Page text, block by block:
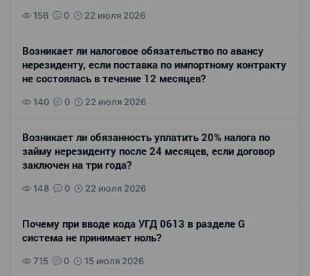
156 0 22 июля 2026
Возникает ли налоговое обязательство по авансу
нерезиденту, если поставка по импортному контракту
не состоялась в течение 12 месяцев?
140 0 22 июля 2026
Возникает ли обязанность уплатить 20% налога по
займу нерезиденту после 24 месяцев, если договор
заключен на три года?
148 0 22 июля 2026
Почему при вводе кода УГД 0613 в разделе G
система не принимает ноль?
715 0 15 июля 2026